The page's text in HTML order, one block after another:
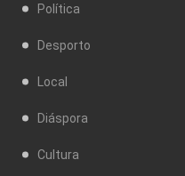
Política
Desporto
Local
Diáspora
Cultura